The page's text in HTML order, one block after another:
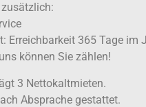
Erreichbarkeit 365 Tage im
können Sie zählen!
3 Nettokaltmieten.
Absprache gestattet.